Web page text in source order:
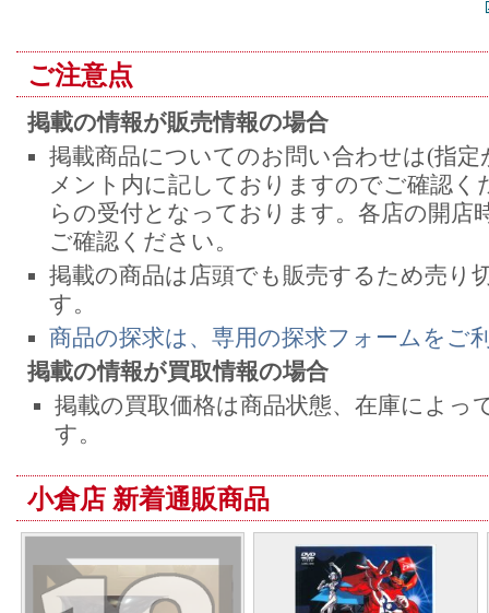
ご注意点
掲載の情報が販売情報の場合
掲載商品についてのお問い合わせは(指
メント内に記しておりますのでご確認く
らの受付となっております。各店の開店
ご確認ください。
掲載の商品は店頭でも販売するため売り
す。
商品の探求は、専用の探求フォームをご
掲載の情報が買取情報の場合
掲載の買取価格は商品状態、在庫によっ
す。
小倉店 新着通販商品